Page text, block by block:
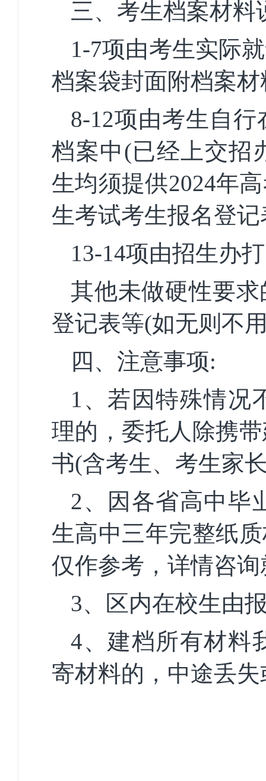
三、考生档案材料
1-7项由考生实际
档案袋封面附档案
8-12项由考生自
档案中(已经上交招
生均须提供2024年
生考试考生报名登记
13-14项由招生办
其他未做硬性要
登记表等(如无则不
四、注意事项:
1、若因特殊情况
理的，委托人除携
书(含考生、考生家
2、因各省高中毕
生高中三年完整纸
仅作参考，详情咨
3、区内在校生由
4、建档所有材料
寄材料的，中途丢